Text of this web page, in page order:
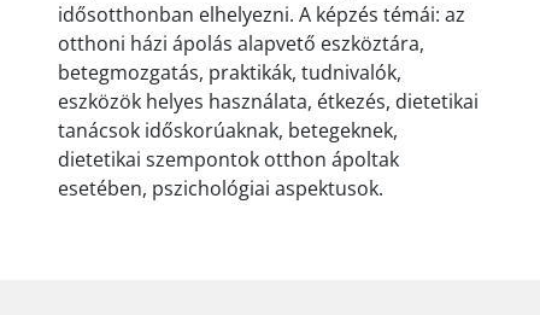
idősotthonban elhelyezni. A képzés témái: az
otthoni házi ápolás alapvető eszköztára,
betegmozgatás, praktikák, tudnivalók,
eszközök helyes használata, étkezés, dietetikai
tanácsok időskorúaknak, betegeknek,
dietetikai szempontok otthon ápoltak
esetében, pszichológiai aspektusok.